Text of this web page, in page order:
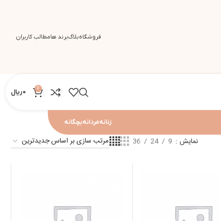
فروشگاهبلاگبرند هامطالب کاربران
0
0ریال
زنانهمردانهبچگانه
نمایش 9
24
36